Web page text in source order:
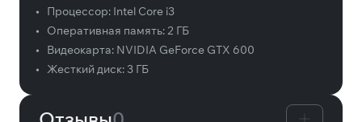
•
Процессор: Intel Core i3
•
Оперативная память:2 ГБ
•
Видеокарта: NVIDIA GeForce GTX 600
•
Жесткий диск: 3 ГБ